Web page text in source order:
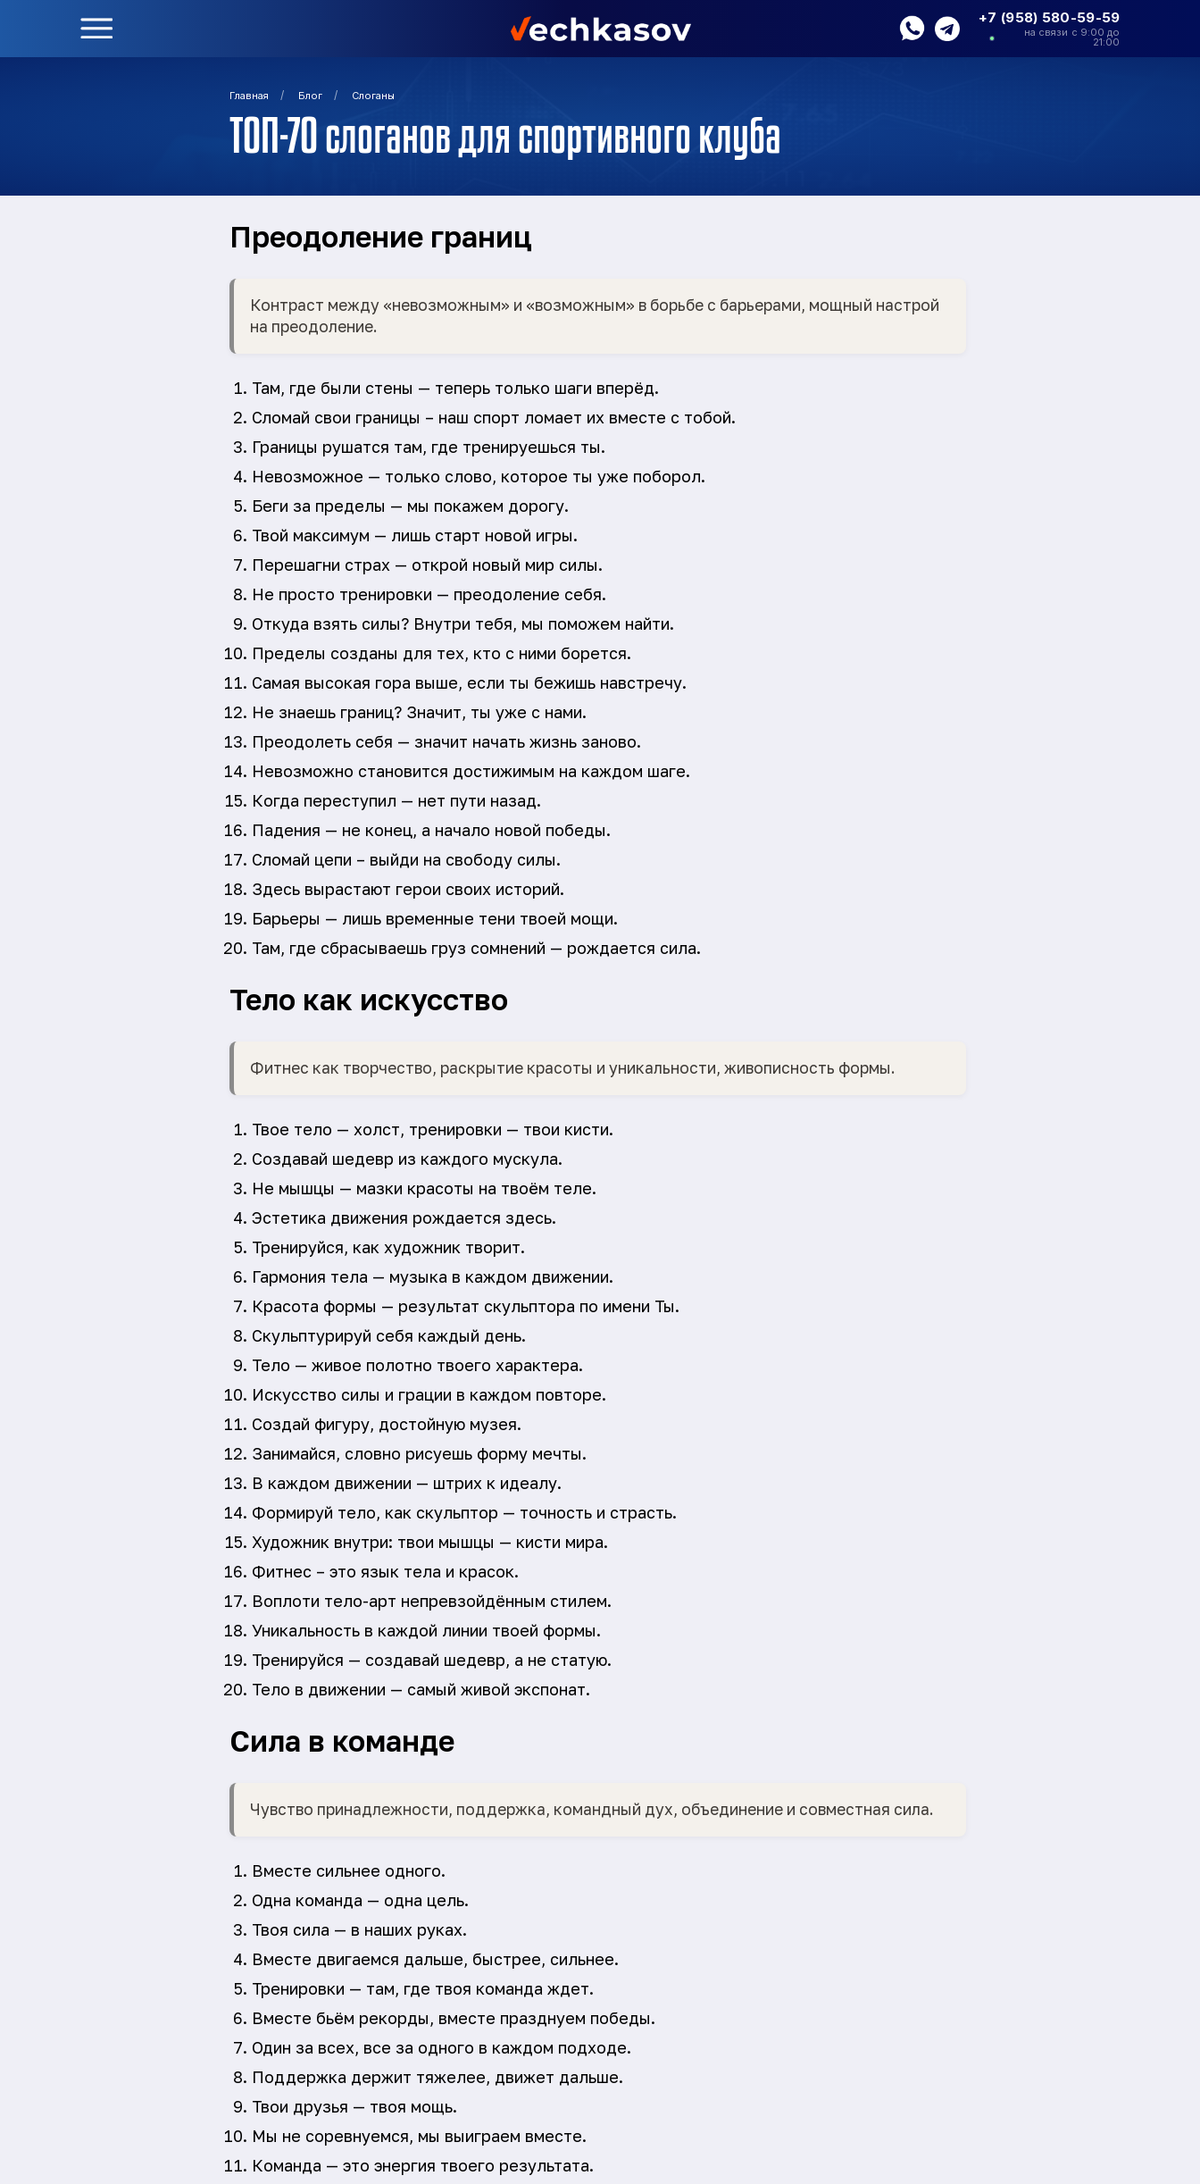
+7 (958) 580-59-59
на связи с 9:00 до
21:00
Главная / Блог / Слоганы
ТОП-70 слоганов для спортивного клуба
Преодоление границ
Контраст между «невозможным» и «возможным» в борьбе с барьерами, мощный настрой
на преодоление.
Там, где были стены — теперь только шаги вперёд.
Сломай свои границы – наш спорт ломает их вместе с тобой.
Границы рушатся там, где тренируешься ты.
Невозможное — только слово, которое ты уже поборол.
Беги за пределы — мы покажем дорогу.
Твой максимум — лишь старт новой игры.
Перешагни страх — открой новый мир силы.
Не просто тренировки — преодоление себя.
Откуда взять силы? Внутри тебя, мы поможем найти.
Пределы созданы для тех, кто с ними борется.
Самая высокая гора выше, если ты бежишь навстречу.
Не знаешь границ? Значит, ты уже с нами.
Преодолеть себя — значит начать жизнь заново.
Невозможно становится достижимым на каждом шаге.
Когда переступил — нет пути назад.
Падения — не конец, а начало новой победы.
Сломай цепи – выйди на свободу силы.
Здесь вырастают герои своих историй.
Барьеры — лишь временные тени твоей мощи.
Там, где сбрасываешь груз сомнений — рождается сила.
Тело как искусство
Фитнес как творчество, раскрытие красоты и уникальности, живописность формы.
Твое тело — холст, тренировки — твои кисти.
Создавай шедевр из каждого мускула.
Не мышцы — мазки красоты на твоём теле.
Эстетика движения рождается здесь.
Тренируйся, как художник творит.
Гармония тела — музыка в каждом движении.
Красота формы — результат скульптора по имени Ты.
Скульптурируй себя каждый день.
Тело — живое полотно твоего характера.
Искусство силы и грации в каждом повторе.
Создай фигуру, достойную музея.
Занимайся, словно рисуешь форму мечты.
В каждом движении — штрих к идеалу.
Формируй тело, как скульптор — точность и страсть.
Художник внутри: твои мышцы — кисти мира.
Фитнес – это язык тела и красок.
Воплоти тело-арт непревзойдённым стилем.
Уникальность в каждой линии твоей формы.
Тренируйся — создавай шедевр, а не статую.
Тело в движении — самый живой экспонат.
Сила в команде
Чувство принадлежности, поддержка, командный дух, объединение и совместная сила.
Вместе сильнее одного.
Одна команда — одна цель.
Твоя сила — в наших руках.
Вместе двигаемся дальше, быстрее, сильнее.
Тренировки — там, где твоя команда ждет.
Вместе бьём рекорды, вместе празднуем победы.
Один за всех, все за одного в каждом подходе.
Поддержка держит тяжелее, движет дальше.
Твои друзья — твоя мощь.
Мы не соревнуемся, мы выиграем вместе.
Команда — это энергия твоего результата.